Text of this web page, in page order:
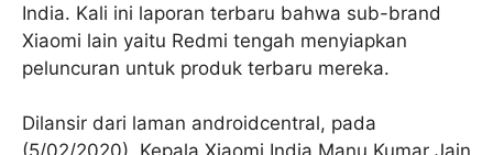
India. Kali ini laporan terbaru bahwa sub-brand
Xiaomi lain yaitu Redmi tengah menyiapkan
peluncuran untuk produk terbaru mereka.
Dilansir dari laman androidcentral, pada
(5/02/2020), Kepala Xiaomi India Manu Kumar Jain